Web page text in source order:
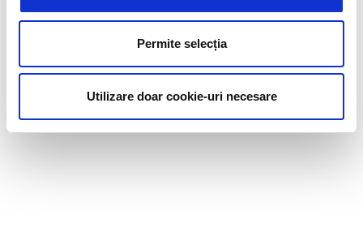
Permite selecția
Utilizare doar cookie-uri necesare